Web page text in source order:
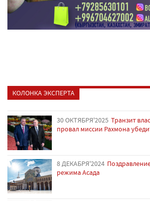
КОЛОНКА ЭКСПЕРТА
30 ОКТЯБРЯ'2025 Транзит
провал миссии Рахмона
8 ДЕКАБРЯ'2024
режима Асада